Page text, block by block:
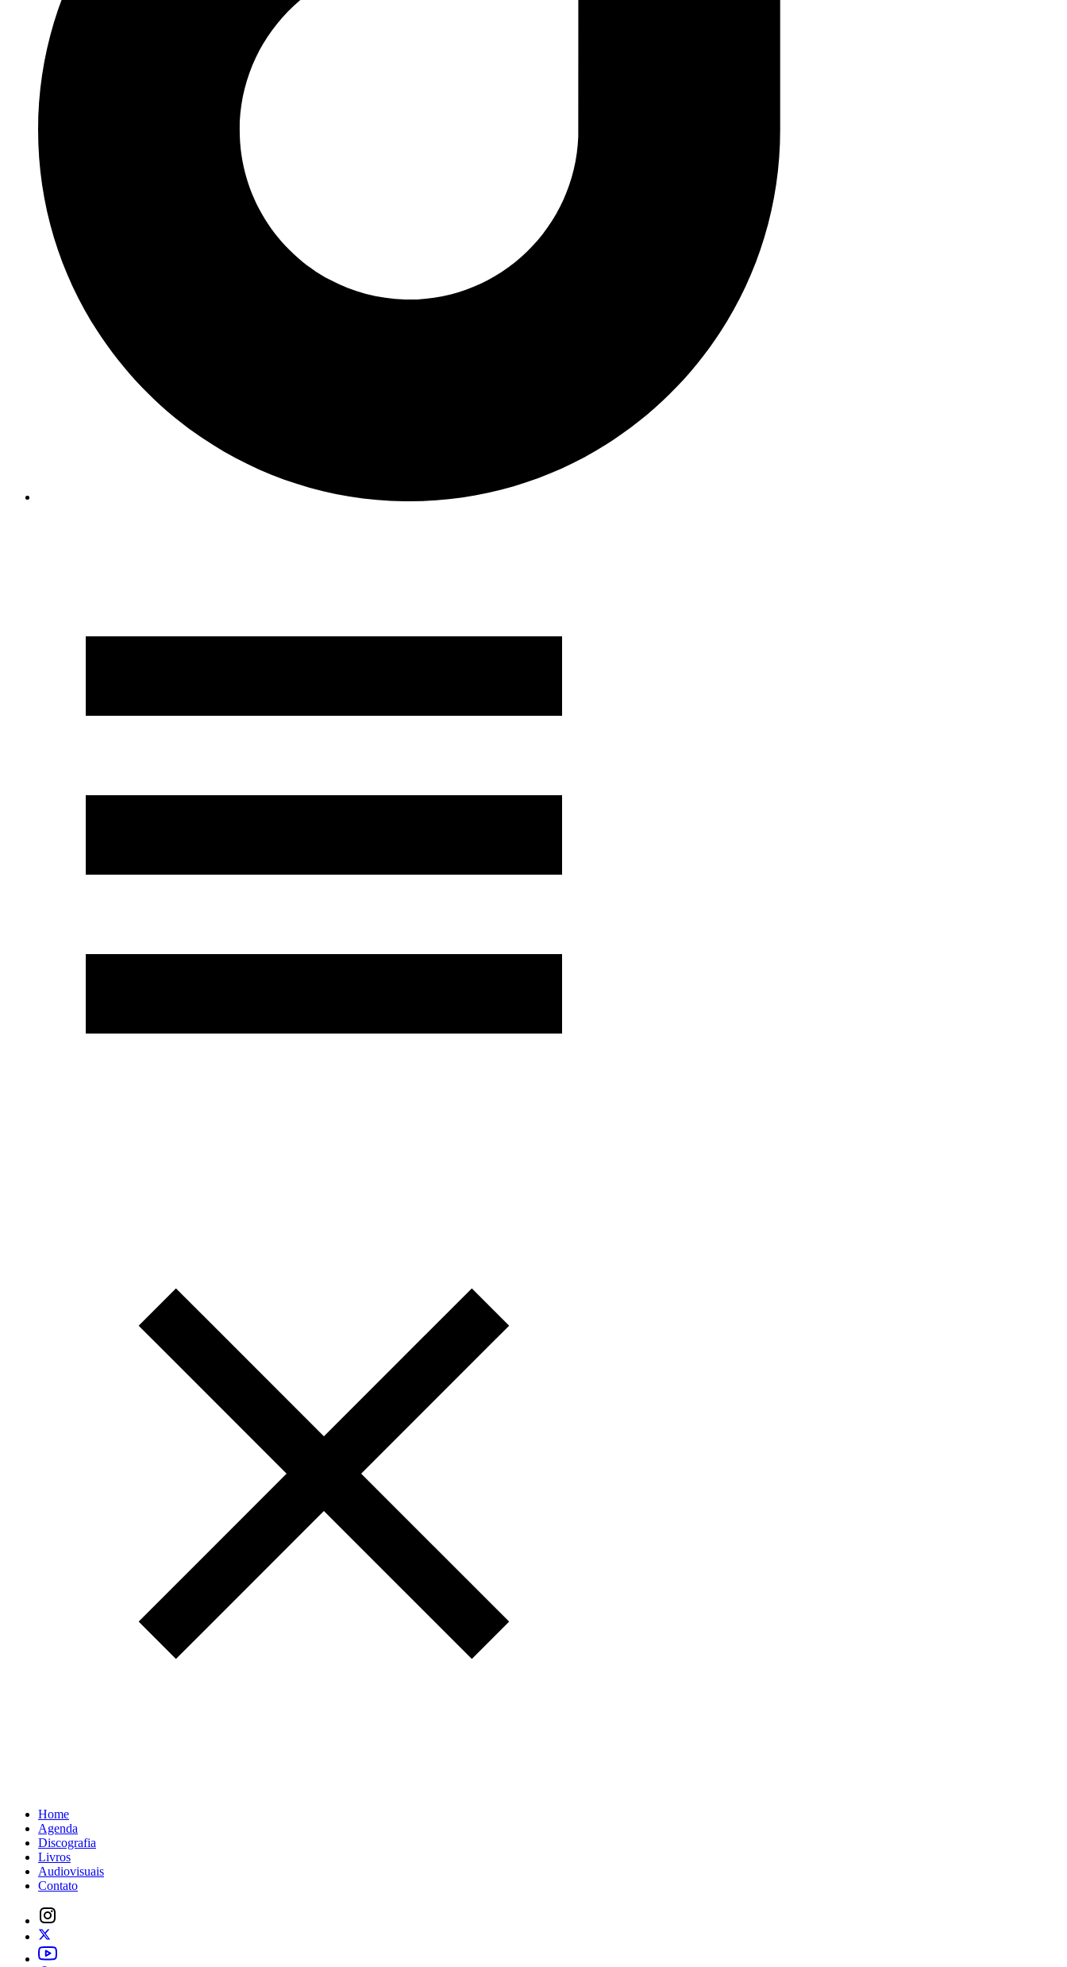
Home
Agenda
Discografia
Livros
Audiovisuais
Contato